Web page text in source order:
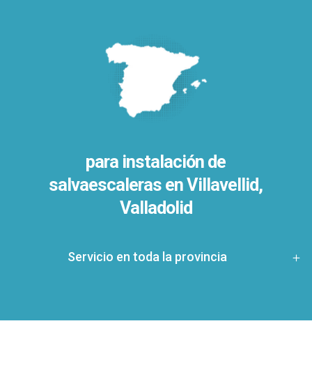
para instalación de
salvaescaleras enVillavellid,
Valladolid
Servicio en toda la provincia